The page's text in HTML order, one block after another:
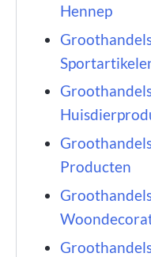
Hennep
Producten